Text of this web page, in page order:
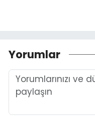
Yorumlar